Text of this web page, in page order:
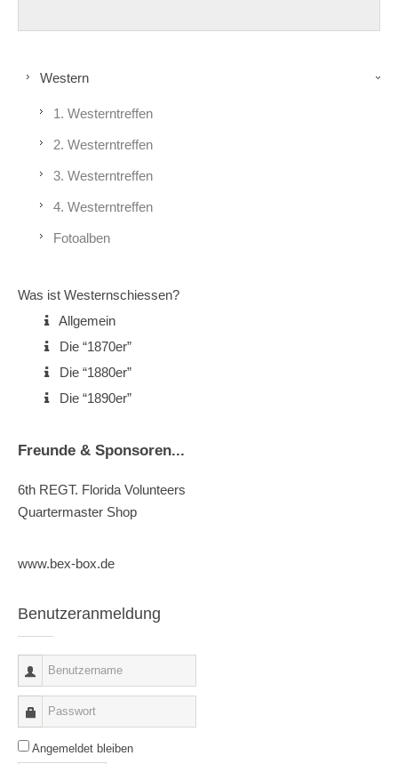
Western
1. Westerntreffen
2. Westerntreffen
3. Westerntreffen
4. Westerntreffen
Fotoalben
Was ist Westernschiessen?
Allgemein
Die “1870er”
Die “1880er”
Die “1890er”
Freunde & Sponsoren...
6th REGT. Florida Volunteers
Quartermaster Shop
www.bex-box.de
Benutzeranmeldung
Angemeldet bleiben